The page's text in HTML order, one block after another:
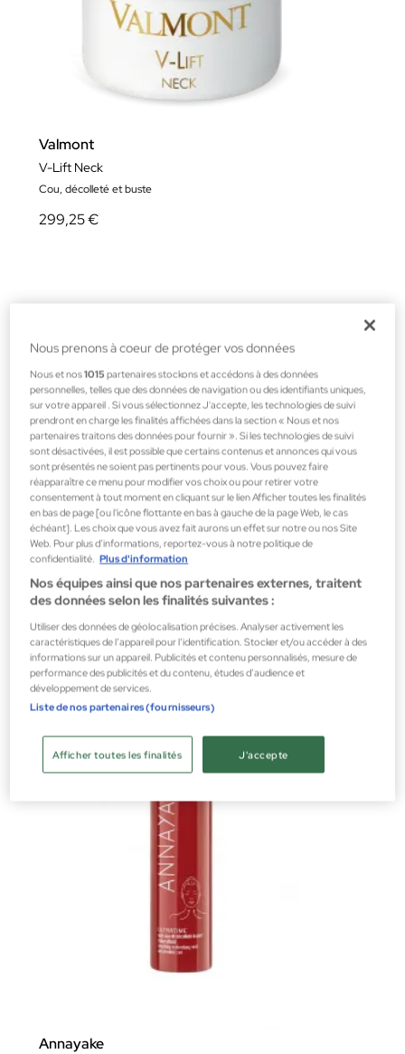
Valmont
V-Lift Neck
Cou, décolleté et buste
299,25 €
Guerlain
Orchidée Impériale
266,17 €
Annayake
Nous prenons à coeur de protéger vos données
Nous et nos1015 partenaires stockons et accédons à des données
personnelles, telles que des données de navigation ou des identifiants uniques,
sur votre appareil . Si vous sélectionnez J'accepte, les technologies de suivi
prendront en charge les finalités affichées dans la section « Nous et nos
partenaires traitons des données pour fournir ». Si les technologies de suivi
sont désactivées, il est possible que certains contenus et annonces qui vous
sont présentés ne soient pas pertinents pour vous. Vous pouvez faire
réapparaître ce menu pour modifier vos choix ou pour retirer votre
consentement à tout moment en cliquant sur le lien Afficher toutes les finalités
en bas de page [ou l'icône flottante en bas à gauche de la page Web, le cas
échéant]. Les choix que vous avez fait aurons un effet sur notre ou nos Site
Web. Pour plus d’informations, reportez-vous à notre politique de
confidentialité. Plus d'information
Nos équipes ainsi que nos partenaires externes, traitent
des données selon les finalités suivantes :
Utiliser des données de géolocalisation précises. Analyser activement les
caractéristiques de l’appareil pour l’identification. Stocker et/ou accéder à des
informations sur un appareil. Publicités et contenu personnalisés, mesure de
performance des publicités et du contenu, études d’audience et
développement de services.
Liste de nos partenaires (fournisseurs)
J'accepte
Afficher toutes les finalités